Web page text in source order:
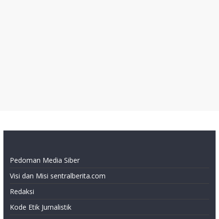
Pedoman Media Siber
Visi dan Misi sentralberita.com
Redaksi
Kode Etik Jurnalistik